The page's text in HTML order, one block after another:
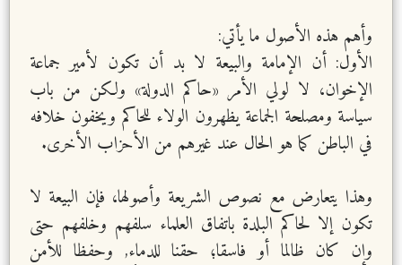
وأهم هذه الأصول ما يأتي:
الأول: أن الإمامة والبيعة لا بد أن تكون لأمير جماعة
الإخوان، لا لولي الأمر «حاكم الدولة» ولكن من باب
سياسة ومصلحة الجماعة يظهرون الولاء للحاكم ويخفون خلافه
في الباطن كما هو الحال عند غيرهم من الأحزاب الأخرى.
وهذا يتعارض مع نصوص الشريعة وأصولها، فإن البيعة لا
تكون إلا لحاكم البلدة باتفاق العلماء سلفهم وخلفهم حتى
وإن كان ظالما أو فاسقا؛ حقنا للدماء, وحفظا للأمن